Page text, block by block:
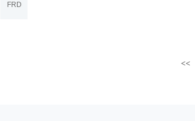
FRD
<<